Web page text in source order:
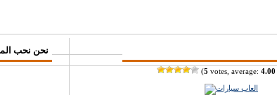
(5 votes, average: 4.00
♥ نحن نحب